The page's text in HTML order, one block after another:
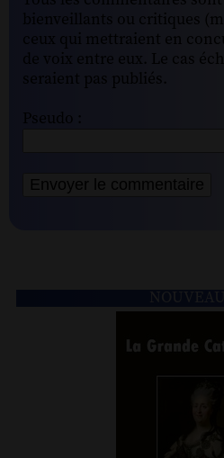
bienveillants ou critiques
ceux qui mettraient en
de voix entre eux. Le cas
seraient pas publiés.
Pseudo :